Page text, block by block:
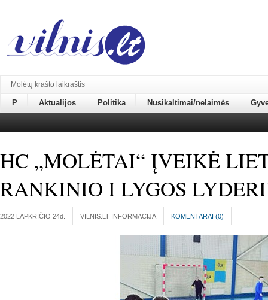
Molėtų krašto laikraštis
P Aktualijos Politika Nusikaltimai/nelaimės
HC „MOLĖTAI“ ĮVEIKĖ
RANKINIO I LYGOS
2022 LAPKRIČIO 24d. VILNIS.LT INFORMACIJA KOMENTARAI (0)